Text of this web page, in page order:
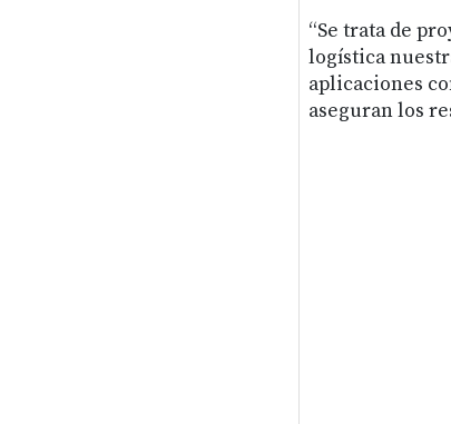
“Se trata de
logística
aplicaciones
aseguran los